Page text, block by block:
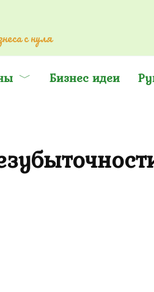
с нуля
Бизнес идеи